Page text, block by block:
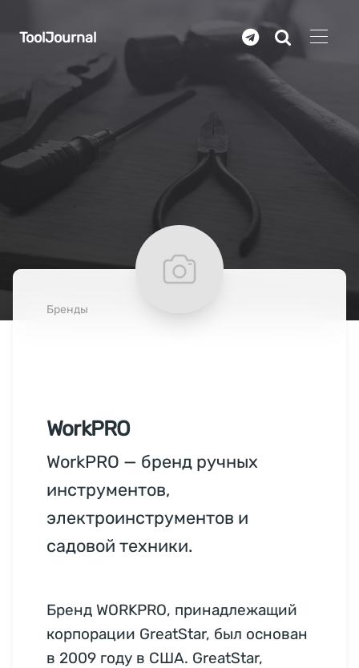
ToolJournal
Бренды
WorkPRO
WorkPRO — бренд ручных
инструментов,
электроинструментов и
садовой техники.
Бренд WORKPRO, принадлежащий
корпорации GreatStar, был основан
в 2009 году в США. GreatStar,